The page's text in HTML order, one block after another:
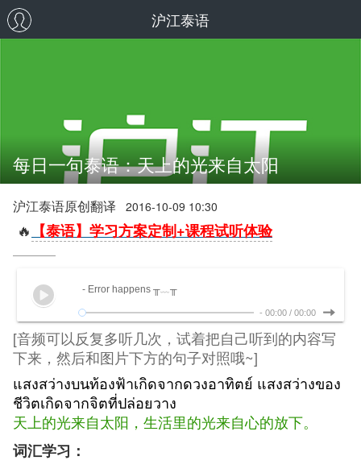
沪江泰语
每日一句泰语：天上的光来自太阳
沪江泰语原创翻译 2016-10-09 10:30
🔥 【泰语】学习方案定制+课程试听体验
- Error happens ╥﹏╥
- 00:00 / 00:00
[音频可以反复多听几次，试着把自己听到的内容写
下来，然后和图片下方的句子对照哦~]
แสงสว่างบนท้องฟ้าเกิดจากดวงอาทิตย์ แสงสว่างของ
ชีวิตเกิดจากจิตที่ปล่อยวาง
天上的光来自太阳，生活里的光来自心的放下。
词汇学习：